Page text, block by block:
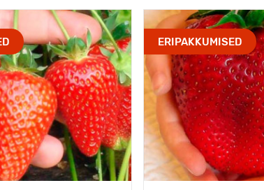
ERIPAKKUMISED